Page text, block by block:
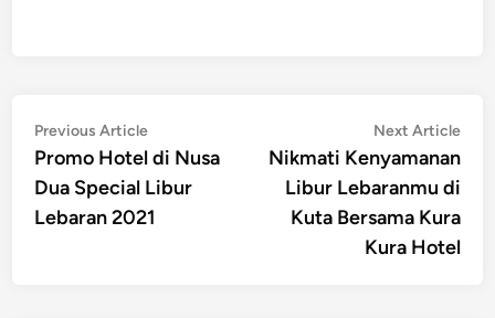
Post
navigation
Previous ArticlePrevious
article:
Promo Hotel di Nusa
Dua Special Libur
Lebaran 2021
Next Article
Nikmati Kenyamanan
Libur Lebaranmu di
Kuta Bersama Kura
Kura Hotel